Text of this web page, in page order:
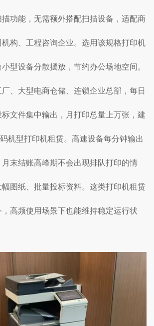
功能，无需额外搭配扫描设备，适配商
构、工程咨询企业。选用该规格打印机
型设备分散摆放，节约办公场地空间。
、大型电商仓储、连锁企业总部，每日
文件集中输出，月打印总量上万张，建
机型打印机租赁。高速设备每分钟输出
末结账高峰期不会出现排队打印的情
图纸、批量投标资料。这类打印机租赁
高频使用场景下也能维持稳定运行状